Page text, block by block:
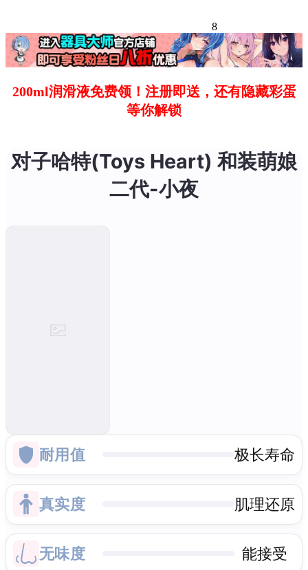
8
200ml润滑液免费领！注册即送，还有隐藏彩蛋
等你解锁
对子哈特(Toys Heart) 和装萌娘
二代-小夜
耐用值 极长寿命
真实度 肌理还原
无味度 能接受